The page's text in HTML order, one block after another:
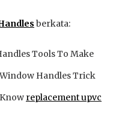
berkata:
Tools To Make
Handles Trick
replacement upvc